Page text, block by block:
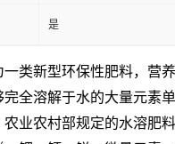
是
一类新型环保性肥料，营
完全溶解于水的大量元素
业农村部规定的水溶肥